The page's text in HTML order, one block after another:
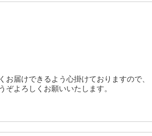
届けできるよう心掛けておりますので、
よろしくお願いいたします。